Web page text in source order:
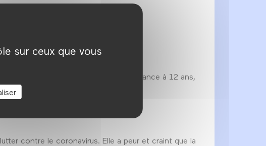
sur ceux que vous
être un véritable combat…
paumé à Dinard, il découvre le breakdance à 12 ans,
contre le coronavirus. Elle a peur et craint que la